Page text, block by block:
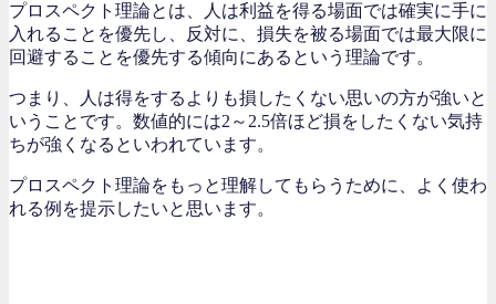
プロスペクト理論とは、人は利益を得る場面では確実に手に
入れることを優先し、反対に、損失を被る場面では最大限に
回避することを優先する傾向にあるという理論です。
つまり、人は得をするよりも損したくない思いの方が強いと
いうことです。数値的には2～2.5倍ほど損をしたくない気持
ちが強くなるといわれています。
プロスペクト理論をもっと理解してもらうために、よく使わ
れる例を提示したいと思います。